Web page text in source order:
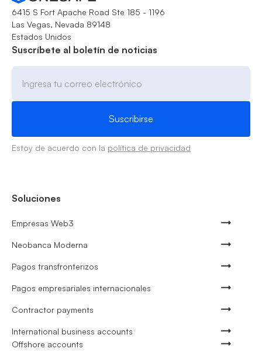
6415 S Fort Apache Road Ste 185 - 1196
Las Vegas, Nevada 89148
Estados Unidos
Suscríbete al boletín de noticias
Estoy de acuerdo con la política de privacidad
Soluciones
Empresas Web3
Neobanca Moderna
Pagos transfronterizos
Pagos empresariales internacionales
Contractor payments
International business accounts
Offshore accounts